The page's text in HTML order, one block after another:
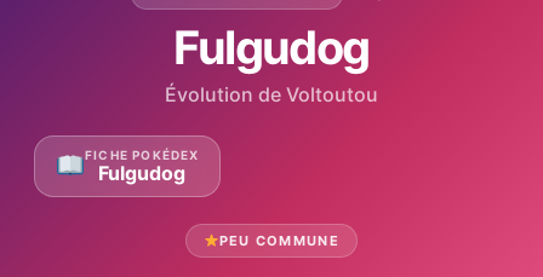
Fulgudog
Évolution de Voltoutou
FICHE POKÉDEX
Fulgudog
PEU COMMUNE